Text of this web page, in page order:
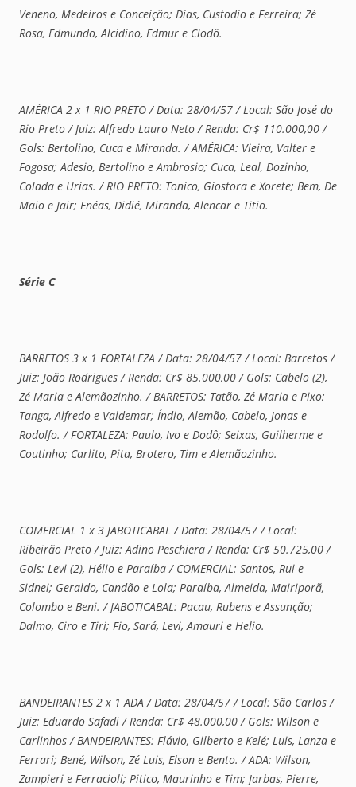
Veneno, Medeiros e Conceição; Dias, Custodio e Ferreira; Zé
Rosa, Edmundo, Alcidino, Edmur e Clodô.
AMÉRICA 2 x 1 RIO PRETO / Data: 28/04/57 / Local: São José do
Rio Preto / Juiz: Alfredo Lauro Neto / Renda: Cr$ 110.000,00 /
Gols: Bertolino, Cuca e Miranda. / AMÉRICA: Vieira, Valter e
Fogosa; Adesio, Bertolino e Ambrosio; Cuca, Leal, Dozinho,
Colada e Urias. / RIO PRETO: Tonico, Giostora e Xorete; Bem, De
Maio e Jair; Enéas, Didié, Miranda, Alencar e Titio.
Série C
BARRETOS 3 x 1 FORTALEZA / Data: 28/04/57 / Local: Barretos /
Juiz: João Rodrigues / Renda: Cr$ 85.000,00 / Gols: Cabelo (2),
Zé Maria e Alemãozinho. / BARRETOS: Tatão, Zé Maria e Pixo;
Tanga, Alfredo e Valdemar; Índio, Alemão, Cabelo, Jonas e
Rodolfo. / FORTALEZA: Paulo, Ivo e Dodô; Seixas, Guilherme e
Coutinho; Carlito, Pita, Brotero, Tim e Alemãozinho.
COMERCIAL 1 x 3 JABOTICABAL / Data: 28/04/57 / Local:
Ribeirão Preto / Juiz: Adino Peschiera / Renda: Cr$ 50.725,00 /
Gols: Levi (2), Hélio e Paraíba / COMERCIAL: Santos, Rui e
Sidnei; Geraldo, Candão e Lola; Paraíba, Almeida, Mairiporã,
Colombo e Beni. / JABOTICABAL: Pacau, Rubens e Assunção;
Dalmo, Ciro e Tiri; Fio, Sará, Levi, Amauri e Helio.
BANDEIRANTES 2 x 1 ADA / Data: 28/04/57 / Local: São Carlos /
Juiz: Eduardo Safadi / Renda: Cr$ 48.000,00 / Gols: Wilson e
Carlinhos / BANDEIRANTES: Flávio, Gilberto e Kelé; Luis, Lanza e
Ferrari; Bené, Wilson, Zé Luis, Elson e Bento. / ADA: Wilson,
Zampieri e Ferracioli; Pitico, Maurinho e Tim; Jarbas, Pierre,